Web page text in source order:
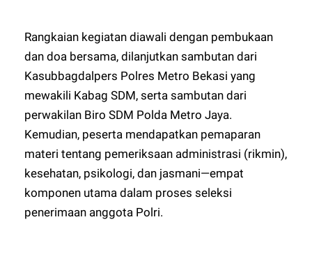
Rangkaian kegiatan diawali dengan pembukaan
dan doa bersama, dilanjutkan sambutan dari
Kasubbagdalpers Polres Metro Bekasi yang
mewakili Kabag SDM, serta sambutan dari
perwakilan Biro SDM Polda Metro Jaya.
Kemudian, peserta mendapatkan pemaparan
materi tentang pemeriksaan administrasi (rikmin),
kesehatan, psikologi, dan jasmani—empat
komponen utama dalam proses seleksi
penerimaan anggota Polri.